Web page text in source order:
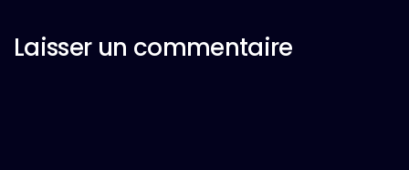
Laisser un commentaire